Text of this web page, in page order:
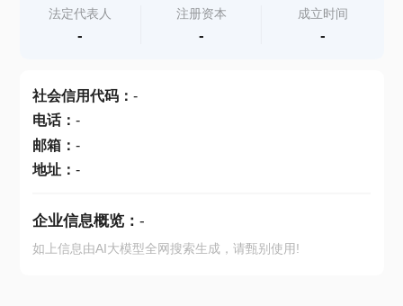
查产地
法定代表人
-
注册资本
-
成立时间
-
社会信用代码： -
电话： -
邮箱： -
地址： -
企业信息概览： -
如上信息由AI大模型全网搜索生成，请甄别使用!